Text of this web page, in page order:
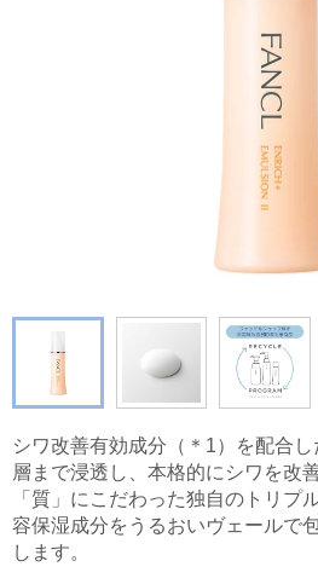
シワ改善有効成分（＊1）を配合
層まで浸透し、本格的にシワを改
「質」にこだわった独自のトリプ
容保湿成分をうるおいヴェールで
します。